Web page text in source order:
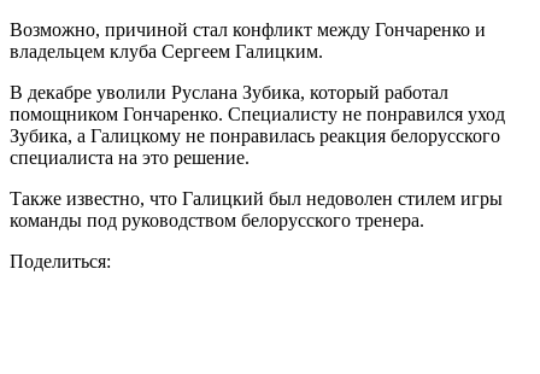
Возможно, причиной стал конфликт между Гончаренко и
владельцем клуба Сергеем Галицким.
В декабре уволили Руслана Зубика, который работал
помощником Гончаренко. Специалисту не понравился уход
Зубика, а Галицкому не понравилась реакция белорусского
специалиста на это решение.
Также известно, что Галицкий был недоволен стилем игры
команды под руководством белорусского тренера.
Поделиться: